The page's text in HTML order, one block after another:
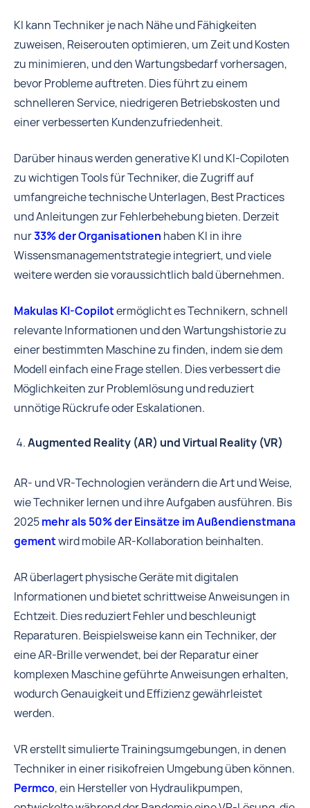
KI kann Techniker je nach Nähe und Fähigkeiten
zuweisen, Reiserouten optimieren, um Zeit und Kosten
zu minimieren, und den Wartungsbedarf vorhersagen,
bevor Probleme auftreten. Dies führt zu einem
schnelleren Service, niedrigeren Betriebskosten und
einer verbesserten Kundenzufriedenheit.
Darüber hinaus werden generative KI und KI-Copiloten
zu wichtigen Tools für Techniker, die Zugriff auf
umfangreiche technische Unterlagen, Best Practices
und Anleitungen zur Fehlerbehebung bieten. Derzeit
nur33% der Organisationen haben KI in ihre
Wissensmanagementstrategie integriert, und viele
weitere werden sie voraussichtlich bald übernehmen.
Makulas KI-Copilotermöglicht es Technikern, schnell
relevante Informationen und den Wartungshistorie zu
einer bestimmten Maschine zu finden, indem sie dem
Modell einfach eine Frage stellen. Dies verbessert die
Möglichkeiten zur Problemlösung und reduziert
unnötige Rückrufe oder Eskalationen.
Augmented Reality (AR) und Virtual Reality (VR)
AR- und VR-Technologien verändern die Art und Weise,
wie Techniker lernen und ihre Aufgaben ausführen. Bis
2025mehr als 50% der Einsätze im Außendienstmana
gementwird mobile AR-Kollaboration beinhalten.
AR überlagert physische Geräte mit digitalen
Informationen und bietet schrittweise Anweisungen in
Echtzeit. Dies reduziert Fehler und beschleunigt
Reparaturen. Beispielsweise kann ein Techniker, der
eine AR-Brille verwendet, bei der Reparatur einer
komplexen Maschine geführte Anweisungen erhalten,
wodurch Genauigkeit und Effizienz gewährleistet
werden.
VR erstellt simulierte Trainingsumgebungen, in denen
Techniker in einer risikofreien Umgebung üben können.
Permco, ein Hersteller von Hydraulikpumpen,